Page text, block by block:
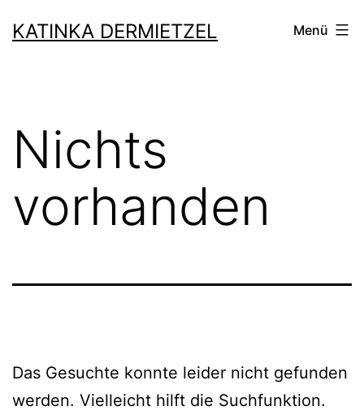
Inhalt
KATINKA DERMIETZEL Menü
Nichts
vorhanden
Das Gesuchte konnte leider nicht gefunden
werden. Vielleicht hilft die Suchfunktion.